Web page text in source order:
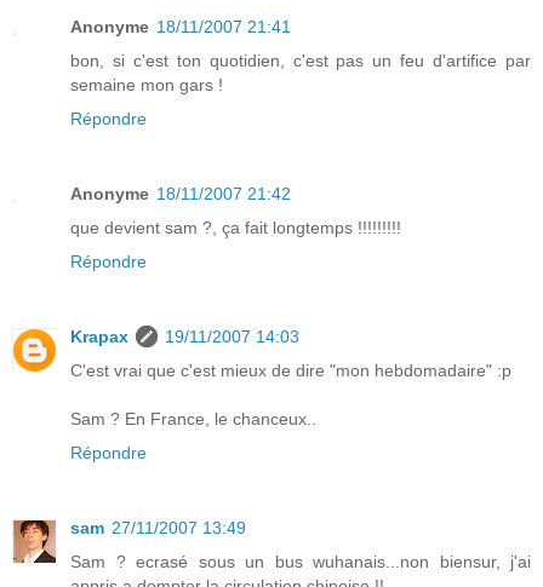
Anonyme 18/11/2007 21:41
bon, si c'est ton quotidien, c'est pas un feu d'artifice par
semaine mon gars !
Répondre
Anonyme 18/11/2007 21:42
que devient sam ?, ça fait longtemps !!!!!!!!!
Répondre
Krapax
19/11/2007 14:03
C'est vrai que c'est mieux de dire "mon hebdomadaire" :p
Sam ? En France, le chanceux..
Répondre
sam 27/11/2007 13:49
Sam ? ecrasé sous un bus wuhanais...non biensur, j'ai